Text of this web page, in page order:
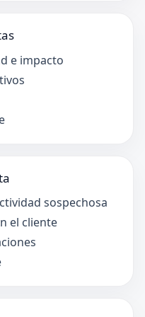
e impacto
sospechosa
el cliente